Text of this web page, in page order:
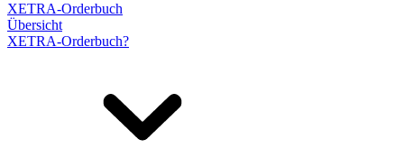
XETRA-Orderbuch
Übersicht
XETRA-Orderbuch?